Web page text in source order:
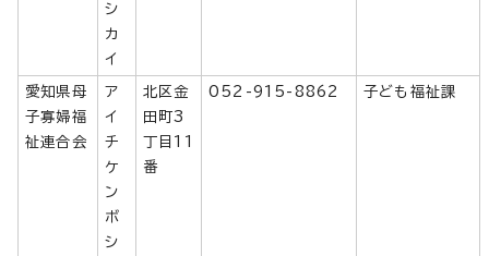
シ
カ
イ
愛知県母
子寡婦福
祉連合会
ア
イ
チ
ケ
ン
ボ
シ
北区金
田町3
丁目11
番
052-915-8862 子ども福祉課